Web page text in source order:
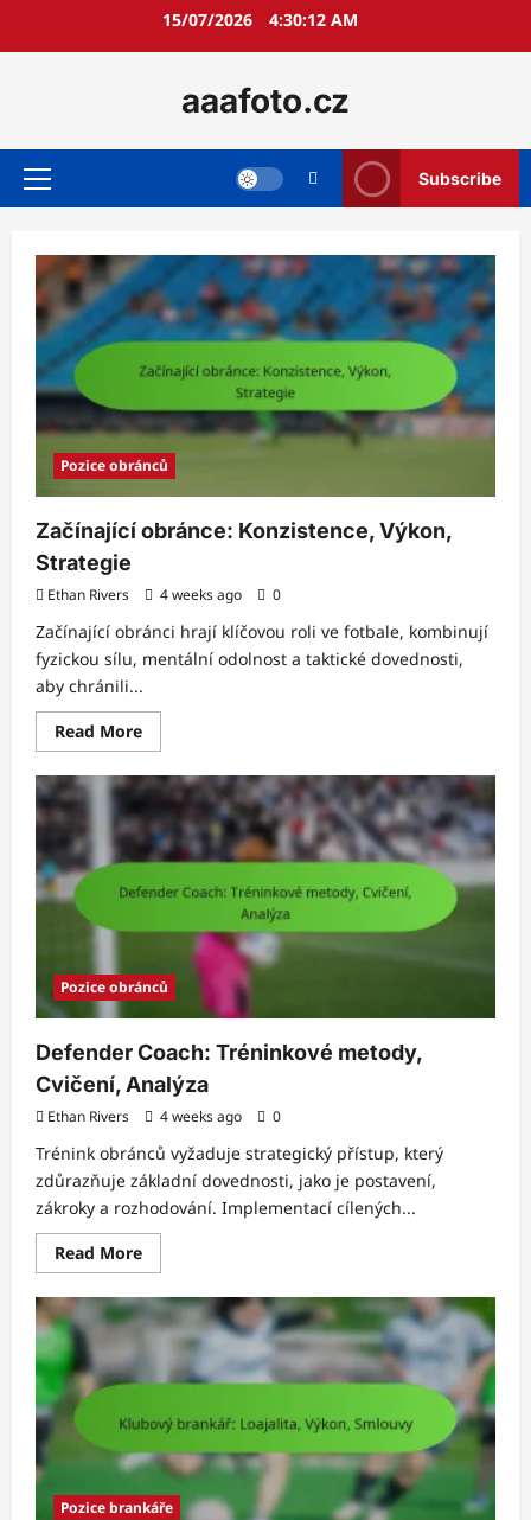
15/07/2026 4:30:12 AM
aaafoto.cz
Primary
Subscribe
Pozice obránců
Začínající obránce: Konzistence, Výkon,
Strategie
Ethan Rivers 4 weeks ago 0
Začínající obránci hrají klíčovou roli ve fotbale, kombinují
fyzickou sílu, mentální odolnost a taktické dovednosti,
aby chránili...
Read MoreRead
more
Začínající
obránce:
Konzistence,
Výkon,
Strategie
Pozice obránců
Defender Coach: Tréninkové metody,
Cvičení, Analýza
Ethan Rivers 4 weeks ago 0
Trénink obránců vyžaduje strategický přístup, který
zdůrazňuje základní dovednosti, jako je postavení,
zákroky a rozhodování. Implementací cílených...
Read MoreRead
more
Defender
Coach:
Tréninkové
metody,
Cvičení,
Analýza
Pozice brankáře